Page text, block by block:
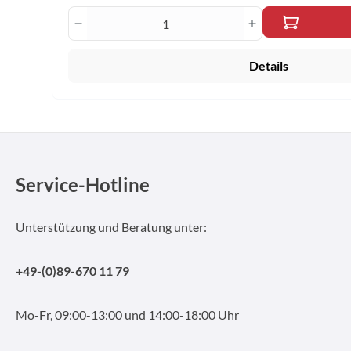
Produkt Anzahl: Gib den
Details
Service-Hotline
Unterstützung und Beratung unter:
+49-(0)89-670 11 79
Mo-Fr, 09:00-13:00 und 14:00-18:00 Uhr